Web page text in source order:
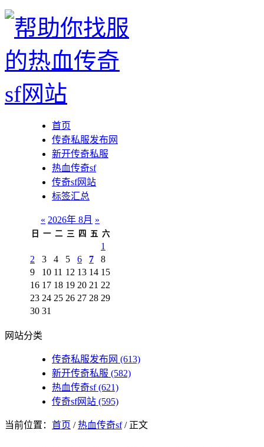
首页
传奇私服发布网
新开传奇私服
热血传奇sf
传奇sf网站
标签汇总
« 2026年 8月 »
日 一 二 三 四 五 六
1
2
3 4 5 6 7
8
9
10 11 12 13 14 15
16 17 18 19 20 21 22
23 24 25 26 27 28 29
30 31
网站分类
传奇私服发布网 (613)
新开传奇私服 (582)
热血传奇sf(621)
传奇sf网站 (595)
当前位置： 首页 /热血传奇sf/ 正文